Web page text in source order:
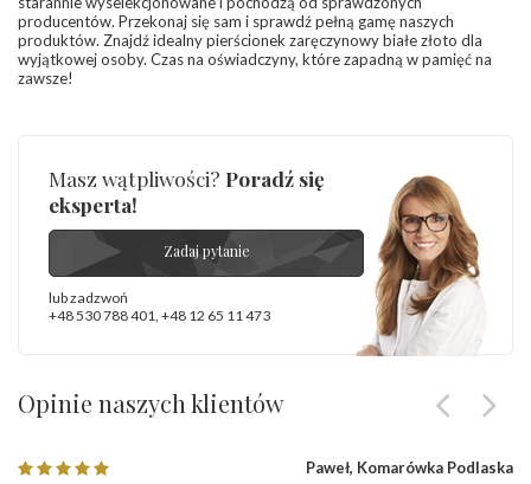
producentów. Przekonaj się sam i sprawdź pełną gamę naszych
produktów. Znajdź idealny pierścionek zaręczynowy białe złoto dla
wyjątkowej osoby. Czas na oświadczyny, które zapadną w pamięć na
zawsze!
Masz wątpliwości? Poradź się
eksperta!
Zadaj pytanie
lub zadzwoń
+48 530 788 401 +48 12 65 11 473
Opinie naszych klientów
Paweł, Komarówka Podlaska